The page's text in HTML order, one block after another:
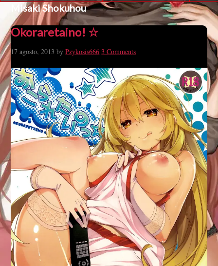
Misaki Shokuhou
Okoraretaino! ☆
17 agosto, 2013 byPzykosis666 3 Comments